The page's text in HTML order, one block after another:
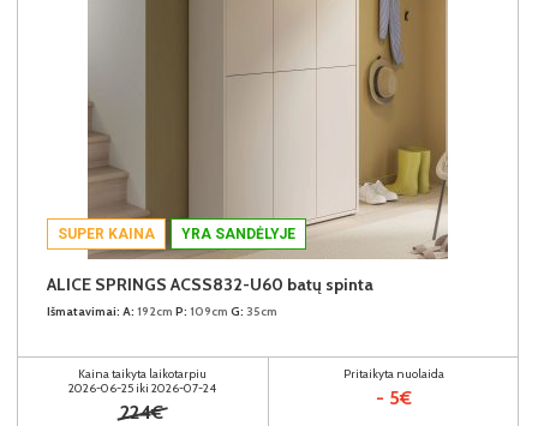
SUPER KAINA YRA SANDĖLYJE
ALICE SPRINGS ACSS832-U60 batų spinta
Išmatavimai: A: 192cm P: 109cm G: 35cm
Kaina taikyta laikotarpiu
2026-06-25 iki 2026-07-24
224€
Pritaikyta nuolaida
- 5€